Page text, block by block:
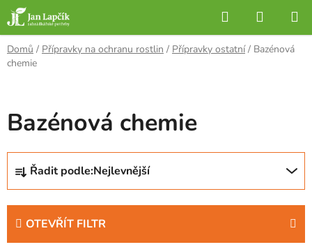
Přejít
na
obsah
Hledat
KOŠÍK
Domů / Přípravky na ochranu rostlin / Přípravky ostatní / Bazénová
chemie
Bazénová chemie
Ř
z
Řadit podle:Nejlevnější
OTEVŘÍT FILTR